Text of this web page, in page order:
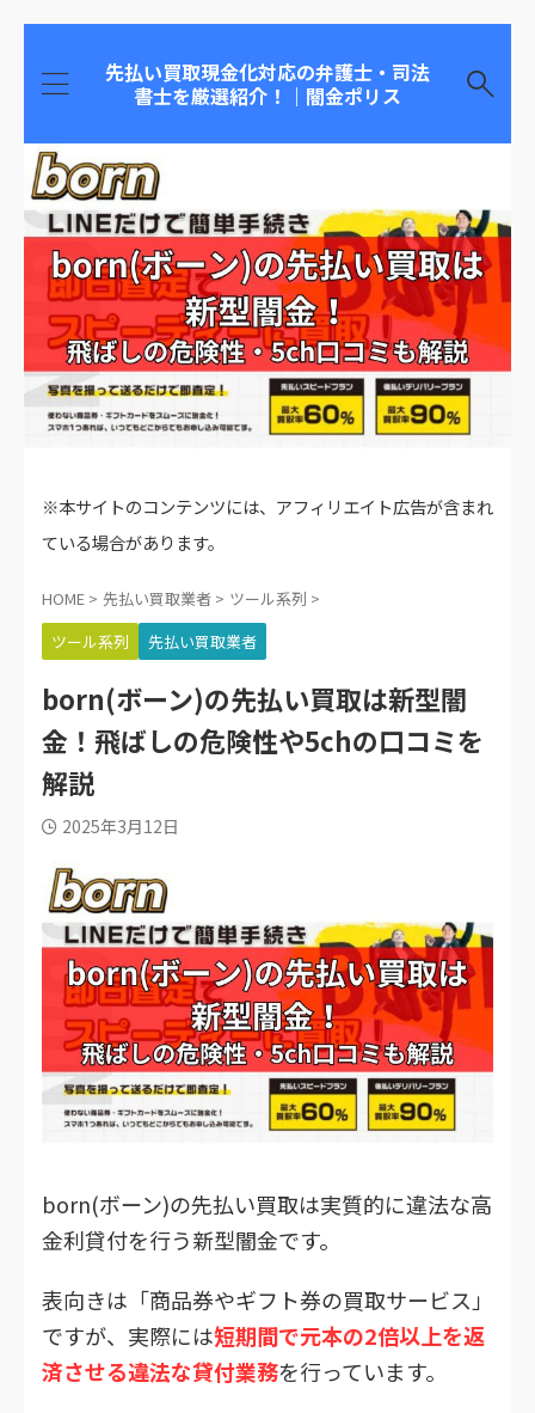
先払い買取現金化対応の弁護士・司法
書士を厳選紹介！｜闇金ポリス
※本サイトのコンテンツには、アフィリエイト広告が含まれ
ている場合があります。
HOME > 先払い買取業者 > ツール系列 >
ツール系列
先払い買取業者
born(ボーン)の先払い買取は新型闇
金！飛ばしの危険性や5chの口コミを
解説
2025年3月12日
born(ボーン)の先払い買取は実質的に違法な高
金利貸付を行う新型闇金です。
表向きは「商品券やギフト券の買取サービス」
ですが、実際には短期間で元本の2倍以上を返
済させる違法な貸付業務を行っています。